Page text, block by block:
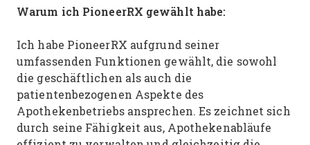
Warum ich PioneerRX gewählt habe:
Ich habe PioneerRX aufgrund seiner
umfassenden Funktionen gewählt, die sowohl
die geschäftlichen als auch die
patientenbezogenen Aspekte des
Apothekenbetriebs ansprechen. Es zeichnet sich
durch seine Fähigkeit aus, Apothekenabläufe